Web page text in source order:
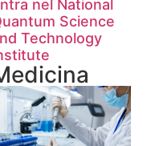
nel National
Science
Technology